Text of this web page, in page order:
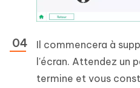
Il commencera à
l'écran. Attendez un
termine et vous